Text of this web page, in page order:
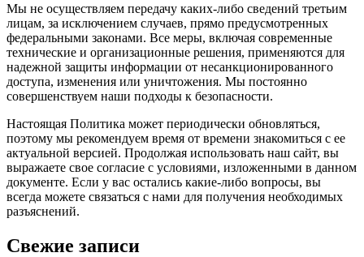
Мы не осуществляем передачу каких-либо сведений третьим
лицам, за исключением случаев, прямо предусмотренных
федеральными законами. Все меры, включая современные
технические и организационные решения, применяются для
надежной защиты информации от несанкционированного
доступа, изменения или уничтожения. Мы постоянно
совершенствуем наши подходы к безопасности.
Настоящая Политика может периодически обновляться,
поэтому мы рекомендуем время от времени знакомиться с ее
актуальной версией. Продолжая использовать наш сайт, вы
выражаете свое согласие с условиями, изложенными в данном
документе. Если у вас остались какие-либо вопросы, вы
всегда можете связаться с нами для получения необходимых
разъяснений.
Свежие записи